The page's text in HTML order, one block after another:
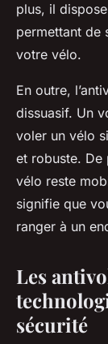
plus, il
permettant de
votre vélo.
En outre,
dissuasif. Un
voler un vélo
et robuste. De
vélo reste
signifie que
ranger à un
Les
sécurité